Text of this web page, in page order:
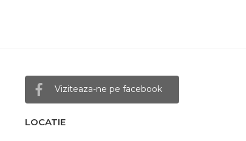
Viziteaza-ne pe facebook
LOCATIE